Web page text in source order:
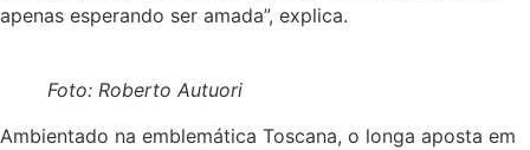
apenas esperando ser amada”, explica.
Foto: Roberto Autuori
Ambientado na emblemática Toscana, o longa aposta em